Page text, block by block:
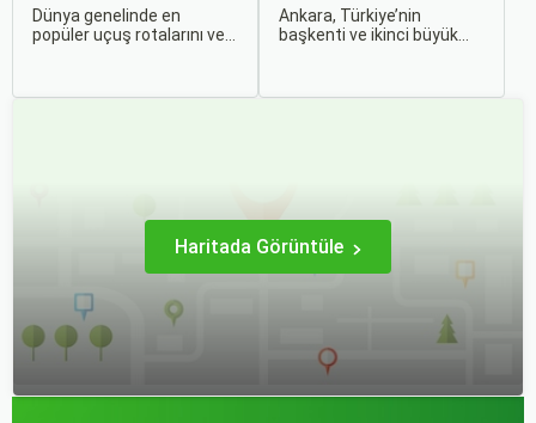
Dünya genelinde en
popüler uçuş rotalarını ve
ilişkiler bulunmaktadır.
Ankara, Türkiye’nin
başkenti ve ikinci büyük
imkanları sunmaktadır.
Haritada Görüntüle